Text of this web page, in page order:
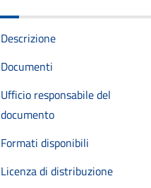
Descrizione
Documenti
Ufficio responsabile del
documento
Formati disponibili
Licenza di distribuzione